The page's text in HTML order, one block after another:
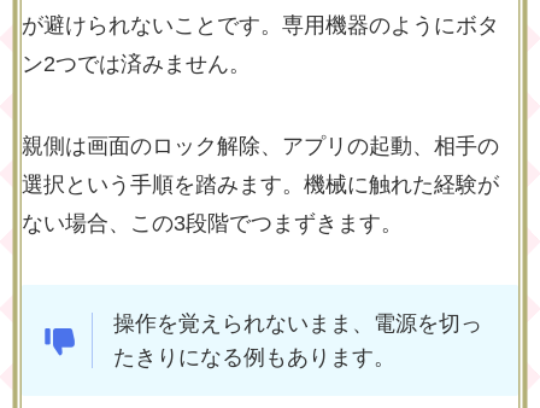
が避けられないことです。専用機器のようにボタ
ン2つでは済みません。
親側は画面のロック解除、アプリの起動、相手の
選択という手順を踏みます。機械に触れた経験が
ない場合、この3段階でつまずきます。
操作を覚えられないまま、電源を切っ
たきりになる例もあります。